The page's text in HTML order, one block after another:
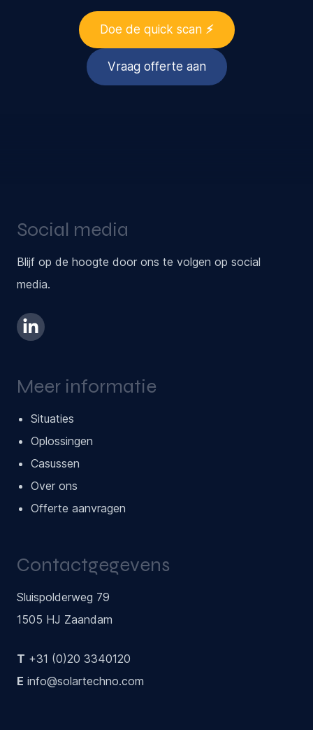
Doe de quick scan ⚡︎
Vraag offerte aan
Social media
Blijf op de hoogte door ons te volgen op social
media.
Meer informatie
Situaties
Oplossingen
Casussen
Over ons
Offerte aanvragen
Contactgegevens
Sluispolderweg 79
1505 HJ Zaandam
T +31 (0)20 3340120
E info@solartechno.com